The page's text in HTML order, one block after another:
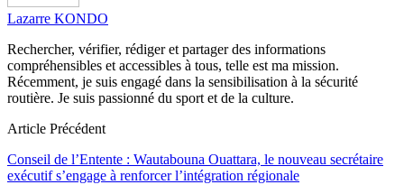
Lazarre KONDO
Rechercher, vérifier, rédiger et partager des informations
compréhensibles et accessibles à tous, telle est ma mission.
Récemment, je suis engagé dans la sensibilisation à la sécurité
routière. Je suis passionné du sport et de la culture.
Article Précédent
Conseil de l’Entente : Wautabouna Ouattara, le nouveau secrétaire
exécutif s’engage à renforcer l’intégration régionale